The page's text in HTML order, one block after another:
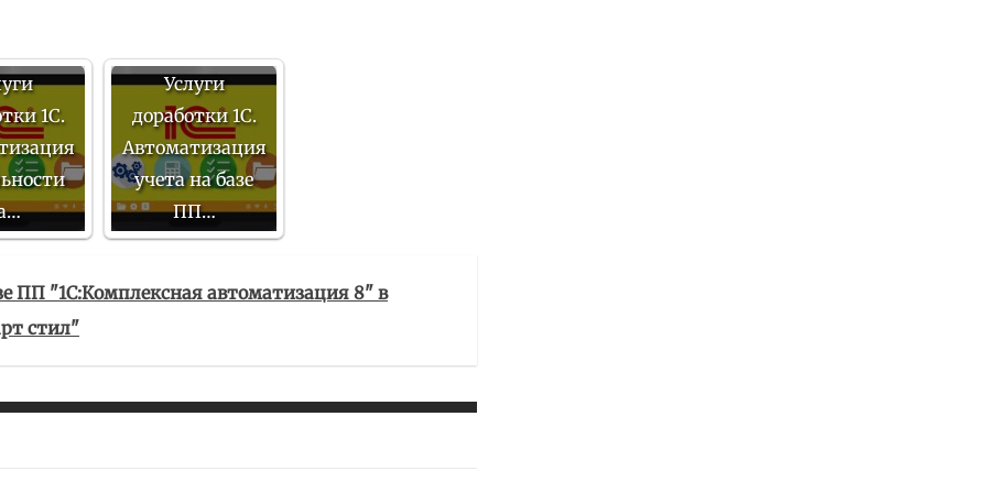
1С.
Услуги
доработки 1С.
Автоматизация
учета на базе
ПП…
ПП "1С:Комплексная автоматизация 8" в
стил"